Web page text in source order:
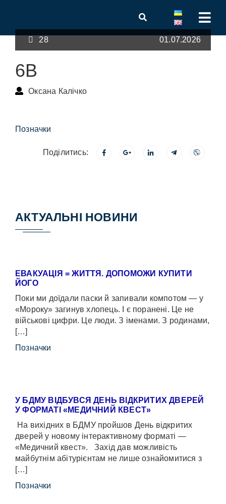
28 01.07.2026
6В
Оксана Калічко
Позначки
Поділитись:
АКТУАЛЬНІ НОВИНИ
ЕВАКУАЦІЯ = ЖИТТЯ. ДОПОМОЖИ КУПИТИ
ЙОГО
Поки ми доїдали паски й запивали компотом — у
«Мороку» загинув хлопець. І є поранені. Це не
військові цифри. Це люди. З іменами. З родинами,
[…]
Позначки
У БДМУ ВІДБУВСЯ ДЕНЬ ВІДКРИТИХ ДВЕРЕЙ
У ФОРМАТІ «МЕДИЧНИЙ КВЕСТ»
На вихідних в БДМУ пройшов День відкритих
дверей у новому інтерактивному форматі —
«Медичний квест». Захід дав можливість
майбутнім абітурієнтам не лише ознайомитися з
[…]
Позначки